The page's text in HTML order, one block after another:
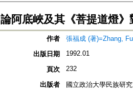
論阿底峽及其《菩提道燈
作者
張福成 (著)=Zhang,
出版日期
1992.01
頁次 232
出版者
國立政治大學民族研